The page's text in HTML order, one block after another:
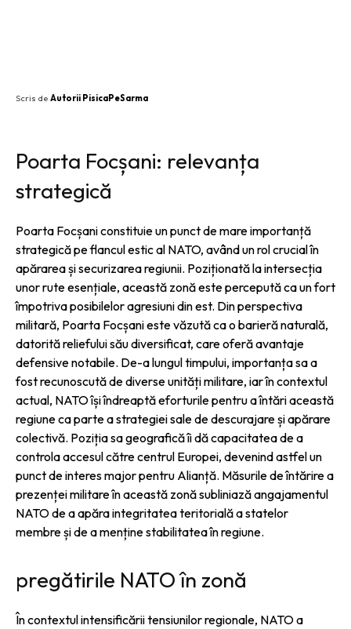
Scris de Autorii PisicaPeSarma
Poarta Focșani: relevanța
strategică
Poarta Focșani constituie un punct de mare importanță
strategică pe flancul estic al NATO, având un rol crucial în
apărarea și securizarea regiunii. Poziționată la intersecția
unor rute esențiale, această zonă este percepută ca un fort
împotriva posibilelor agresiuni din est. Din perspectiva
militară, Poarta Focșani este văzută ca o barieră naturală,
datorită reliefului său diversificat, care oferă avantaje
defensive notabile. De-a lungul timpului, importanța sa a
fost recunoscută de diverse unități militare, iar în contextul
actual, NATO își îndreaptă eforturile pentru a întări această
regiune ca parte a strategiei sale de descurajare și apărare
colectivă. Poziția sa geografică îi dă capacitatea de a
controla accesul către centrul Europei, devenind astfel un
punct de interes major pentru Alianță. Măsurile de întărire a
prezenței militare în această zonă subliniază angajamentul
NATO de a apăra integritatea teritorială a statelor
membre și de a menține stabilitatea în regiune.
pregătirile NATO în zonă
În contextul intensificării tensiunilor regionale, NATO a